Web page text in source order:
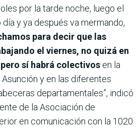
por la tarde noche, luego el
y ya después va mermando,
para decir que las
el viernes, no quizá en
sí habrá colectivos en la
y en las diferentes
departamentales”, indicó
de la Asociación de
en comunicación con la 1020